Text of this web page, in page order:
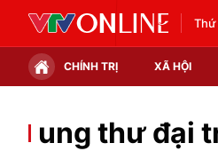
Thứ
CHÍNH TRỊ XÃ HỘI
ung thư đại